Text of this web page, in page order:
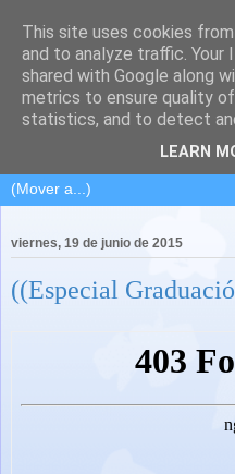
viernes, 19 de junio de 2015
((Especial
This site uses cookies
and to analyze traffic. Your
shared with Google along
metrics to ensure quality
statistics, and to detect
LEARN